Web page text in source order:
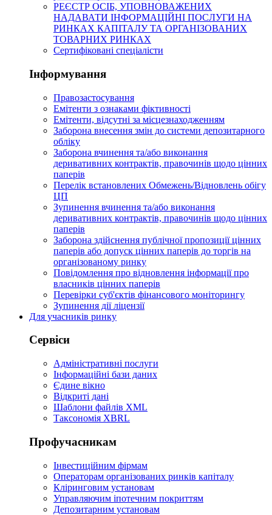
РЕЄСТР ОСІБ, УПОВНОВАЖЕНИХ
НАДАВАТИ ІНФОРМАЦІЙНІ ПОСЛУГИ НА
РИНКАХ КАПІТАЛУ ТА ОРГАНІЗОВАНИХ
ТОВАРНИХ РИНКАХ
Сертифіковані спеціалісти
Інформування
Правозастосування
Емітенти з ознаками фіктивності
Eмітенти, відсутні за місцезнаходженням
Заборона внесення змін до системи депозитарного
обліку
Заборона вчинення та/або виконання
деривативних контрактів, правочинів щодо цінних
паперів
Перелік встановлених Обмежень/Відновлень обігу
ЦП
Зупинення вчинення та/або виконання
деривативних контрактів, правочинів щодо цінних
паперів
Заборона здійснення публічної пропозиції цінних
паперів або допуск цінних паперів до торгів на
організованому ринку
Повідомлення про відновлення інформації про
власників цінних паперів
Перевірки суб'єктів фінансового моніторингу
Зупинення дії ліцензії
Для учасників ринку
Сервіси
Адміністративні послуги
Інформаційні бази даних
Єдине вікно
Відкриті дані
Шаблони файлів XML
Таксономія XBRL
Профучасникам
Інвестиційним фірмам
Операторам організованих ринків капіталу
Кліринговим установам
Управляючим іпотечним покриттям
Депозитарним установам